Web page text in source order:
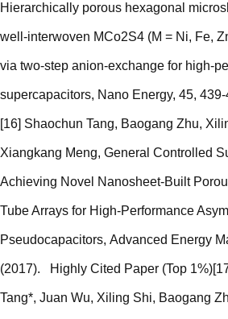
Hierarchically porous hexagonal
well-interwoven MCo2S4 (M = Ni, Fe,
via two-step anion-exchange for high-
supercapacitors, Nano Energy, 45,
[16] Shaochun Tang, Baogang Zhu,
Xiangkang Meng, General Controlled
Achieving Novel Nanosheet-Built
Tube Arrays for High-Performance
Pseudocapacitors, Advanced Energy
(2017). Highly Cited Paper (Top
Tang*, Juan Wu, Xiling Shi, Baogang